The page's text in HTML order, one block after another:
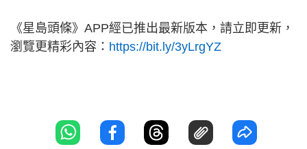
《星島頭條》APP經已推出最新版本，請立即更新，
瀏覽更精彩內容： https://bit.ly/3yLrgYZ